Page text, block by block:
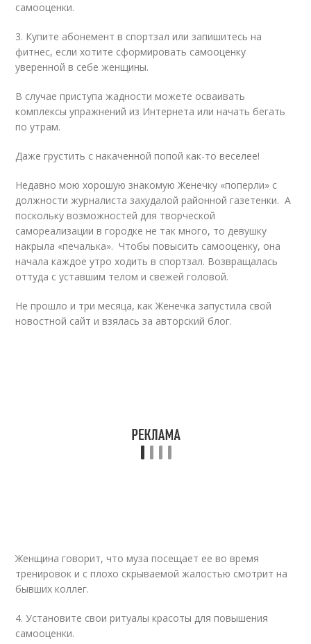
самооценки.
3. Купите абонемент в спортзал или запишитесь на
фитнес, если хотите сформировать самооценку
уверенной в себе женщины.
В случае приступа жадности можете осваивать
комплексы упражнений из Интернета или начать бегать
по утрам.
Даже грустить с накаченной попой как-то веселее!
Недавно мою хорошую знакомую Женечку «поперли» с
должности журналиста захудалой районной газетенки. А
поскольку возможностей для творческой
самореализации в городке не так много, то девушку
накрыла «печалька». Чтобы повысить самооценку, она
начала каждое утро ходить в спортзал. Возвращалась
оттуда с уставшим телом и свежей головой.
Не прошло и три месяца, как Женечка запустила свой
новостной сайт и взялась за авторский блог.
Женщина говорит, что муза посещает ее во время
тренировок и с плохо скрываемой жалостью смотрит на
бывших коллег.
4. Установите свои ритуалы красоты для повышения
самооценки.